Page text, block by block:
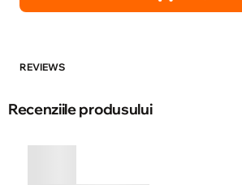
REVIEWS
Recenziile produsului